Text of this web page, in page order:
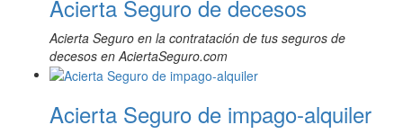
Acierta Seguro de decesos
Acierta Seguro en la contratación de tus seguros de
decesos en AciertaSeguro.com
Acierta Seguro de impago-alquiler